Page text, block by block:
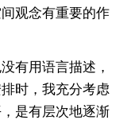
观念有重要的作
有用语言描述，
时，我充分考虑
是有层次地逐渐